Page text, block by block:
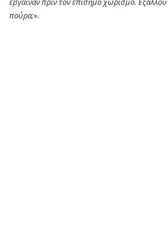
πούρα;».